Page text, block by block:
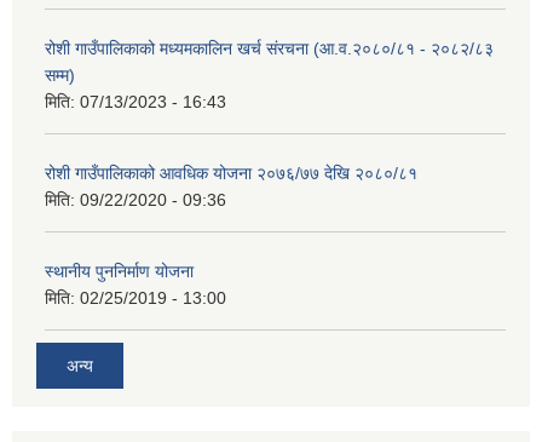
रोशी गाउँपालिकाको मध्यमकालिन खर्च संरचना (आ.व.२०८०/८१ - २०८२/८३
सम्म)
मिति: 07/13/2023 - 16:43
रोशी गाउँपालिकाको आवधिक योजना २०७६/७७ देखि २०८०/८१
मिति: 09/22/2020 - 09:36
स्थानीय पुननिर्माण योजना
मिति: 02/25/2019 - 13:00
अन्य